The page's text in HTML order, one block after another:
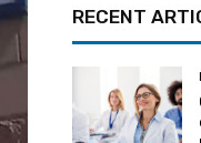
RECENT